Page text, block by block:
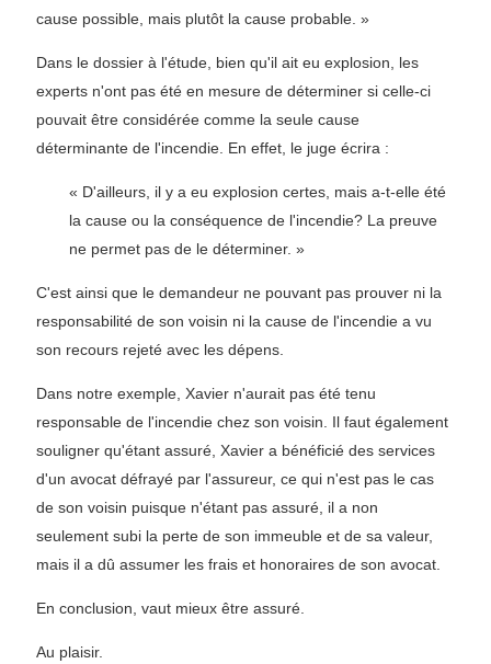
cause possible, mais plutôt la cause probable. »
Dans le dossier à l'étude, bien qu'il ait eu explosion, les
experts n'ont pas été en mesure de déterminer si celle-ci
pouvait être considérée comme la seule cause
déterminante de l'incendie. En effet, le juge écrira :
« D'ailleurs, il y a eu explosion certes, mais a-t-elle été
la cause ou la conséquence de l'incendie? La preuve
ne permet pas de le déterminer. »
C'est ainsi que le demandeur ne pouvant pas prouver ni la
responsabilité de son voisin ni la cause de l'incendie a vu
son recours rejeté avec les dépens.
Dans notre exemple, Xavier n'aurait pas été tenu
responsable de l'incendie chez son voisin. Il faut également
souligner qu'étant assuré, Xavier a bénéficié des services
d'un avocat défrayé par l'assureur, ce qui n'est pas le cas
de son voisin puisque n'étant pas assuré, il a non
seulement subi la perte de son immeuble et de sa valeur,
mais il a dû assumer les frais et honoraires de son avocat.
En conclusion, vaut mieux être assuré.
Au plaisir.